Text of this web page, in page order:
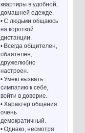
квартиры в удобной,
домашней одежде.
• С людьми общаюсь
на короткой
дистанции.
• Всегда общителен,
обаятелен,
дружелюбно
настроен.
• Умею вызвать
симпатию к себе,
войти в доверие.
• Характер общения
очень
демократичный.
• Однако, несмотря